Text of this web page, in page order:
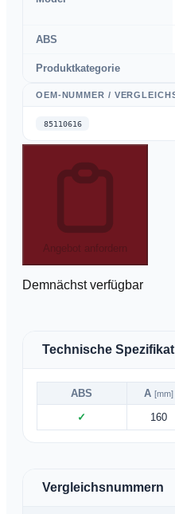
ABS
Produktkategorie
OEM-NUMMER /
85110616
Angebot anfordern
Demnächst verfügbar
Technische
ABS A [mm]
✓ 160
Vergleichsnummern